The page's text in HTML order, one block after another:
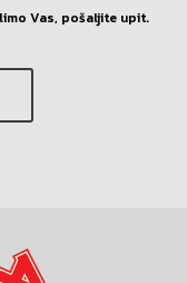
Vas, pošaljite upit.